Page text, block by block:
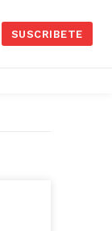
SUSCRIBETE